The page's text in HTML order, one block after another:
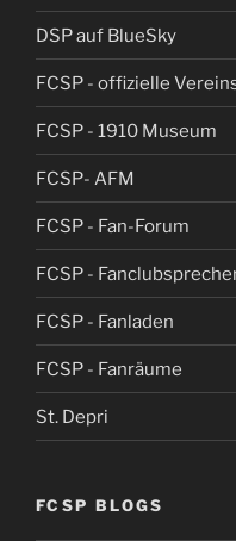
DSP auf BlueSky
FCSP - offizielle
FCSP - 1910 Museum
FCSP- AFM
FCSP - Fan-Forum
FCSP -
FCSP - Fanladen
FCSP - Fanräume
St. Depri
FCSP BLOGS